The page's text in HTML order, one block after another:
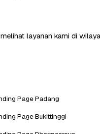
layanan kami di
Page Padang
Page Bukittinggi